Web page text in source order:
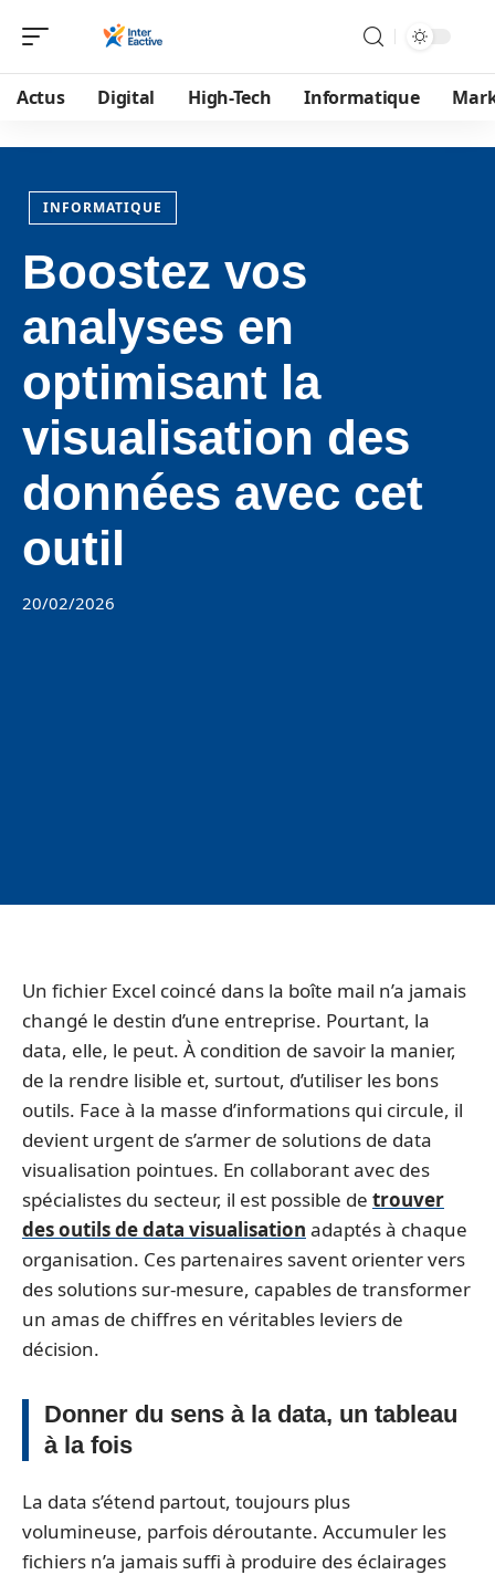
Actus Digital High-Tech Informatique
INFORMATIQUE
Boostez vos
analyses en
optimisant la
visualisation des
données avec cet
outil
20/02/2026
Un fichier Excel coincé dans la boîte mail n’a jamais
changé le destin d’une entreprise. Pourtant, la
data, elle, le peut. À condition de savoir la manier,
de la rendre lisible et, surtout, d’utiliser les bons
outils. Face à la masse d’informations qui circule, il
devient urgent de s’armer de solutions de data
visualisation pointues. En collaborant avec des
spécialistes du secteur, il est possible de trouver
des outils de data visualisation adaptés à chaque
organisation. Ces partenaires savent orienter vers
des solutions sur-mesure, capables de transformer
un amas de chiffres en véritables leviers de
décision.
Donner du sens à la data, un tableau
à la fois
La data s’étend partout, toujours plus
volumineuse, parfois déroutante. Accumuler les
fichiers n’a jamais suffi à produire des éclairages